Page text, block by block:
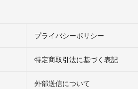
プライバシーポリシー
特定商取引法に基づく表記
外部送信について